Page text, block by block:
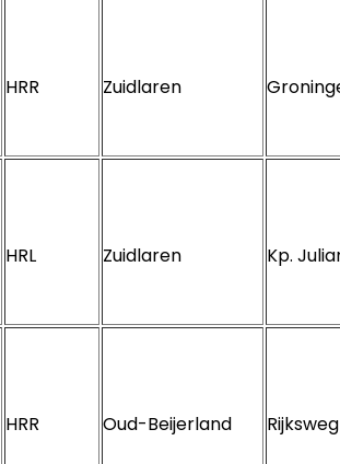
HRR Zuidlaren
HRL Zuidlaren Kp.
HRR Oud-Beijerland